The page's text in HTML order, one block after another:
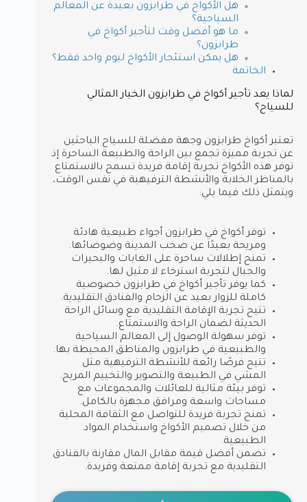
هل الأكواخ في طرابزون بعيدة عن المعالم
السياحية؟
ما هو أفضل وقت لتأجير أكواخ في
طرابزون؟
هل يمكن استئجار الأكواخ ليوم واحد فقط؟
الخاتمة
لماذا يعد تأجير أكواخ في طرابزون الخيار المثالي
للسياح؟
تعتبر أكواخ طرابزون وجهة مفضلة للسياح الباحثين
عن تجربة مميزة تجمع بين الراحة والطبيعة الساحرة إذ
توفر هذه الأكواخ تجربة إقامة فريدة تسمح بالاستمتاع
بالمناظر الخلابة والأنشطة الترفيهية في نفس الوقت،
ويتمثل ذلك فيما يلي:
توفر أكواخ في طرابزون أجواء طبيعية هادئة
ومريحة بعيدًا عن صخب المدينة وضوضائها.
تمنح إطلالات ساحرة على الغابات والبحيرات
والجبال لتجربة استرخاء لا مثيل لها.
كما يوفر تأجير أكواخ في طرابزون خصوصية
كاملة للزوار بعيد عن الزحام والفنادق التقليدية.
تتيح تجربة الإقامة التقليدية مع وسائل الراحة
الحديثة لضمان الراحة والاستمتاع.
توفر سهولة الوصول إلى المعالم السياحية
والطبيعية في طرابزون والمناطق المحيطة بها.
تتيح فرصًا رائعة للأنشطة الترفيهية مثل
المشي في الطبيعة والتصوير والتخييم المريح.
توفر بيئة مثالية للعائلات والمجموعات مع
مساحات واسعة ومرافق مجهزة بالكامل.
تمنح تجربة فريدة للتواصل مع الثقافة المحلية
من خلال تصميم الأكواخ واستخدام المواد
الطبيعية.
تضمن أفضل قيمة مقابل المال مقارنة بالفنادق
التقليدية مع تجربة إقامة ممتعة وفريدة.